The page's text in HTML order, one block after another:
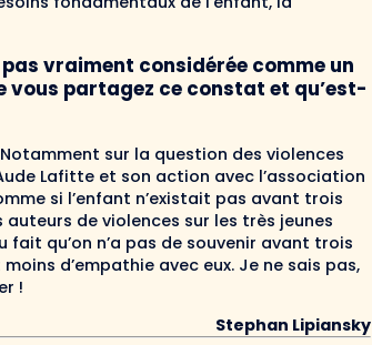
vraiment considérée comme un
vous partagez ce constat et qu’est-
sur la question des violences
Lafitte et son action avec l’association
si l’enfant n’existait pas avant trois
de violences sur les très jeunes
qu’on n’a pas de souvenir avant trois
d’empathie avec eux. Je ne sais pas,
!
Stephan Lipiansky